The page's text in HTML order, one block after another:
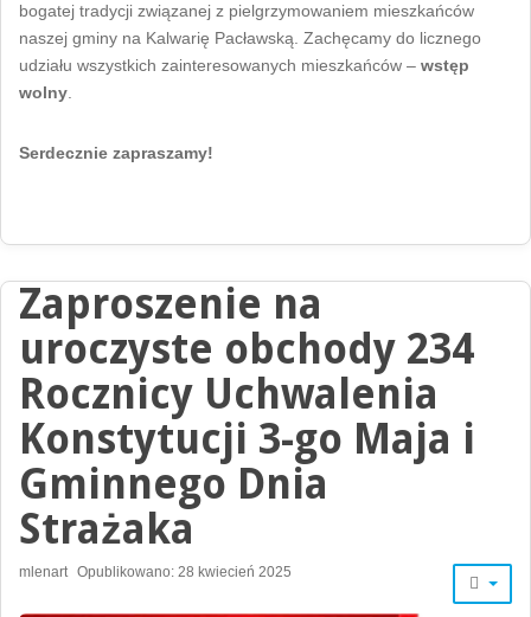
bogatej tradycji związanej z pielgrzymowaniem mieszkańców
naszej gminy na Kalwarię Pacławską. Zachęcamy do licznego
udziału wszystkich zainteresowanych mieszkańców – wstęp
wolny
Serdecznie zapraszamy!
Zaproszenie na
uroczyste obchody 234
Rocznicy Uchwalenia
Konstytucji 3-go Maja i
Gminnego Dnia
Strażaka
mlenart Opublikowano: 28 kwiecień 2025